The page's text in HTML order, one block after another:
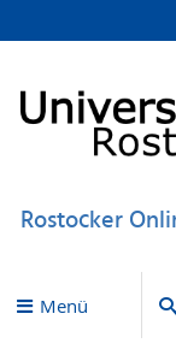
Rostocker
Menü